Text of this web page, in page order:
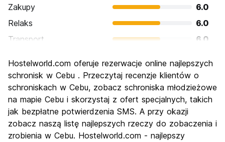
Zakupy
6.0
Relaks
6.0
Transport
6.0
Kultura
6.0
Imprezy
7.0
Najlepsza wartość
8.0
Hostelworld.com oferuje rezerwacje online najlepszych
schronisk w Cebu . Przeczytaj recenzje klientów o
schroniskach w Cebu, zobacz schroniska młodzieżowe
na mapie Cebu i skorzystaj z ofert specjalnych, takich
jak bezpłatne potwierdzenia SMS. A przy okazji
zobacz naszą listę najlepszych rzeczy do zobaczenia i
zrobienia w Cebu. Hostelworld.com - najlepszy